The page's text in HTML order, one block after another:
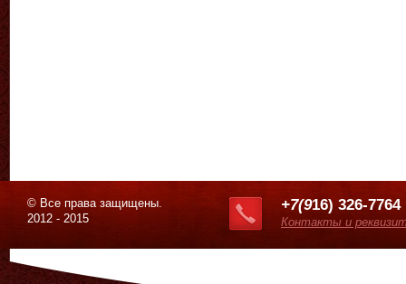
© Все права защищены.
2012 - 2015
+7(916) 326-7764
Контакты и